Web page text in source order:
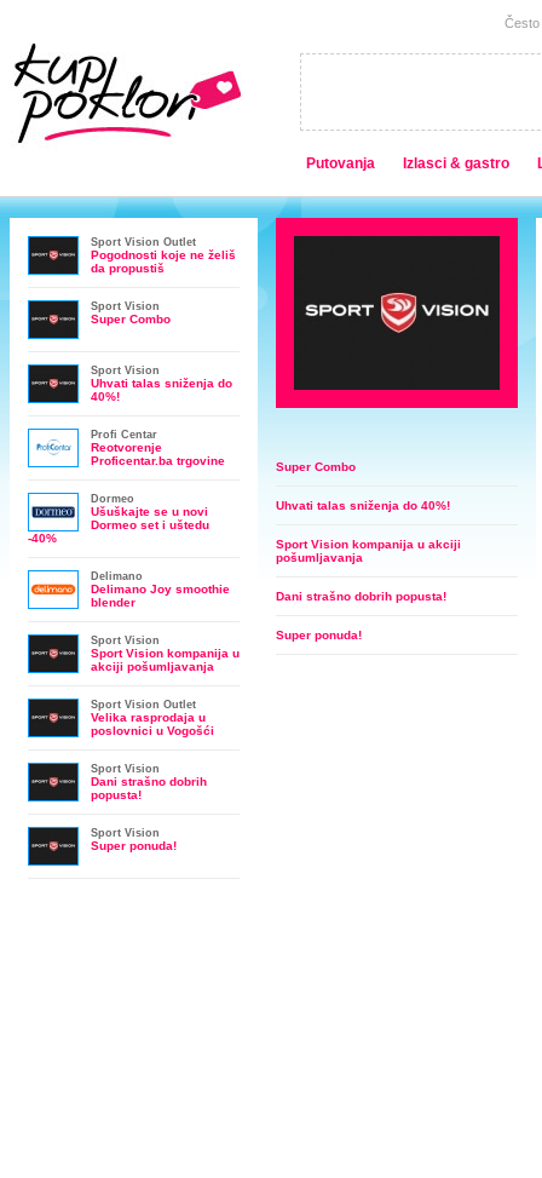
Često
Putovanja Izlasci & gastro
Sport Vision Outlet
Pogodnosti koje ne želiš
da propustiš
Sport Vision
Super Combo
Sport Vision
Uhvati talas sniženja do
40%!
Profi Centar
Reotvorenje
Proficentar.ba trgovine
Dormeo
Ušuškajte se u novi
Dormeo set i uštedu
-40%
Delimano
Delimano Joy smoothie
blender
Sport Vision
Sport Vision kompanija u
akciji pošumljavanja
Sport Vision Outlet
Velika rasprodaja u
poslovnici u Vogošći
Sport Vision
Dani strašno dobrih
popusta!
Sport Vision
Super ponuda!
Super Combo
Uhvati talas sniženja do 40%!
Sport Vision kompanija u akciji
pošumljavanja
Dani strašno dobrih popusta!
Super ponuda!